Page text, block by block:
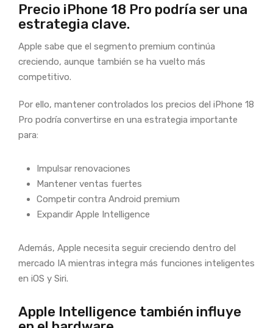
Precio iPhone 18 Pro podría ser una
estrategia clave.
Apple sabe que el segmento premium continúa
creciendo, aunque también se ha vuelto más
competitivo.
Por ello, mantener controlados los precios del iPhone 18
Pro podría convertirse en una estrategia importante
para:
Impulsar renovaciones
Mantener ventas fuertes
Competir contra Android premium
Expandir Apple Intelligence
Además, Apple necesita seguir creciendo dentro del
mercado IA mientras integra más funciones inteligentes
en iOS y Siri.
Apple Intelligence también influye